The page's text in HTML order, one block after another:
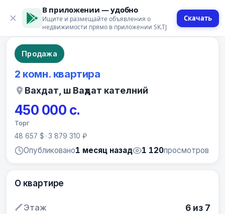
В приложении — удобно
Ищите и размещайте объявления о
недвижимости прямо в приложении SK.TJ
Скачать
9 фото
Продажа
2 комн. квартира
Вахдат, ш Ваҳдат кателний
450 000 с.
Торг
48 657 $•3 879 310 ₽
Опубликовано1 месяц назад 1 120просмотров
О квартире
Этаж 6 из 7